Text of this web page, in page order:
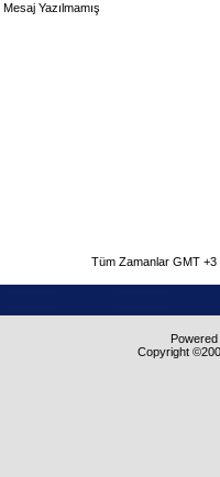
Yazılmamış
Tüm Zamanlar GMT
Copyright